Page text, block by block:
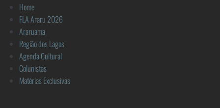
Home
FLA Araru 2026
Araruama
Região dos Lagos
Agenda Cultural
Colunistas
Matérias Exclusivas